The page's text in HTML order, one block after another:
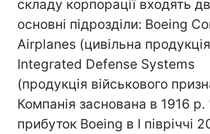
складу корпорації входять
основні підрозділи: Boeing
Airplanes (цивільна
Integrated Defense Systems
(продукція військового
Компанія заснована в 1916
прибуток Boeing в I півріччі